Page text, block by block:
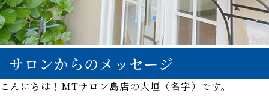
サロンからのメッセージ
こんにちは！MTサロン島店の大垣（名字）です。